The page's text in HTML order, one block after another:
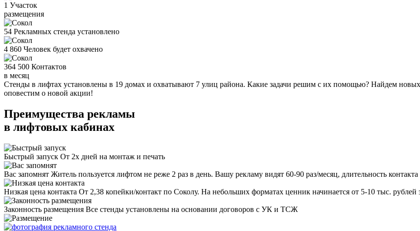
1 Участок
размещения
54 Рекламных стенда установлено
4 860 Человек будет охвачено
364 500 Контактов
в месяц
Стенды в лифтах установлены в 19 домах и охватывают 7 улиц района. Какие задачи решим с их помощью? Найдем
оповестим о новой акции!
Преимущества рекламы
в лифтовых кабинах
Быстрый запуск От 2х дней на монтаж и печать
Вас запомнят Житель пользуется лифтом не реже 2 раз в день. Вашу рекламу видят 60-90 раз/месяц, длительность
Низкая цена контакта От 2,38 копейки/контакт по Соколу. На небольших форматах ценник начинается от 5-10 тыс. рублей
Законность размещения Все стенды установлены на основании договоров с УК и ТСЖ